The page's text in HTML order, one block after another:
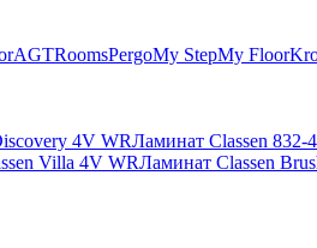
AGTRoomsPergoMy StepMy Floor
4V WRЛаминат Classen 832-
Villa 4V WRЛаминат Classen